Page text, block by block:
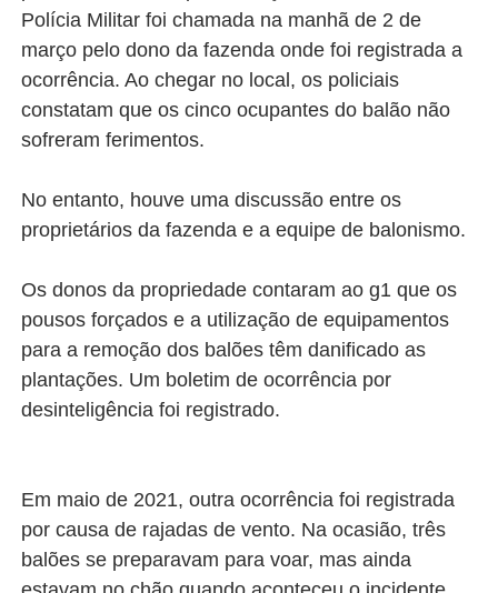
Polícia Militar foi chamada na manhã de 2 de
março pelo dono da fazenda onde foi registrada a
ocorrência. Ao chegar no local, os policiais
constatam que os cinco ocupantes do balão não
sofreram ferimentos.
No entanto, houve uma discussão entre os
proprietários da fazenda e a equipe de balonismo.
Os donos da propriedade contaram ao g1 que os
pousos forçados e a utilização de equipamentos
para a remoção dos balões têm danificado as
plantações. Um boletim de ocorrência por
desinteligência foi registrado.
Em maio de 2021, outra ocorrência foi registrada
por causa de rajadas de vento. Na ocasião, três
balões se preparavam para voar, mas ainda